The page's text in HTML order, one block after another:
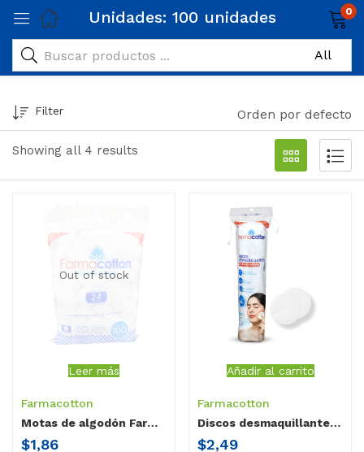
Unidades: 100 unidades 0
Showing all 4 results
Filter Orden por defecto
Out of stock
Leer más
Farmacotton
Motas de algodón Farmacotton blancas 100 unidades
$1,86
Añadir al carrito
Farmacotton
Discos desmaquillantes Farmacotton 100 unidades
$2,49